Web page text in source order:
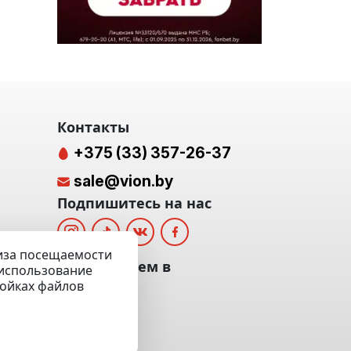
посещаемости
файлов
Контакты
+375 (33) 357-26-37
sale@vion.by
Подпишитесь на нас
Мы отвечаем в